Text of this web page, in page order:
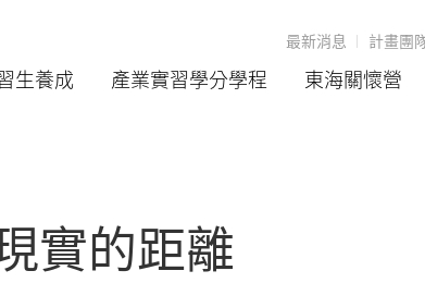
生養成 產業實習學分學程 東海關懷營
最新消息 計畫團
實的距離